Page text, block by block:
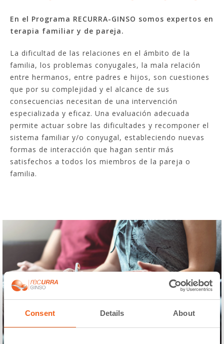
Consent Details About
En el Programa RECURRA-GINSO somos expertos en
terapia familiar y de pareja.
La dificultad de las relaciones en el ámbito de la
familia, los problemas conyugales, la mala relación
entre hermanos, entre padres e hijos, son cuestiones
que por su complejidad y el alcance de sus
consecuencias necesitan de una intervención
especializada y eficaz. Una evaluación adecuada
permite actuar sobre las dificultades y recomponer el
sistema familiar y/o conyugal, estableciendo nuevas
formas de interacción que hagan sentir más
satisfechos a todos los miembros de la pareja o
familia.